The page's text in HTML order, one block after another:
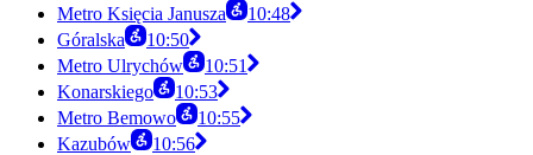
Metro Księcia Janusza
10:48
Góralska
10:50
Metro Ulrychów
10:51
Konarskiego
10:53
Metro Bemowo
10:55
Kazubów
10:56